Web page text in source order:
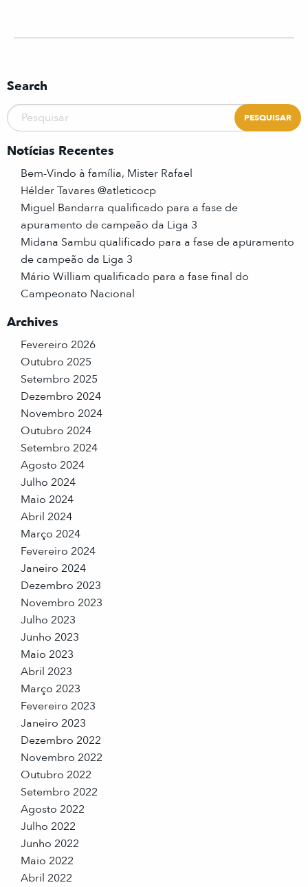
Search
Notícias Recentes
Bem-Vindo à família, Mister Rafael
Hélder Tavares @atleticocp
Miguel Bandarra qualificado para a fase de
apuramento de campeão da Liga 3
Midana Sambu qualificado para a fase de apuramento
de campeão da Liga 3
Mário William qualificado para a fase final do
Campeonato Nacional
Archives
Fevereiro 2026
Outubro 2025
Setembro 2025
Dezembro 2024
Novembro 2024
Outubro 2024
Setembro 2024
Agosto 2024
Julho 2024
Maio 2024
Abril 2024
Março 2024
Fevereiro 2024
Janeiro 2024
Dezembro 2023
Novembro 2023
Julho 2023
Junho 2023
Maio 2023
Abril 2023
Março 2023
Fevereiro 2023
Janeiro 2023
Dezembro 2022
Novembro 2022
Outubro 2022
Setembro 2022
Agosto 2022
Julho 2022
Junho 2022
Maio 2022
Abril 2022